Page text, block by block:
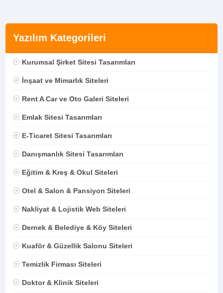
Yazılım Kategorileri
Kurumsal Şirket Sitesi Tasarımları
İnşaat ve Mimarlık Siteleri
Rent A Car ve Oto Galeri Siteleri
Emlak Sitesi Tasarımları
E-Ticaret Sitesi Tasarımları
Danışmanlık Sitesi Tasarımları
Eğitim & Kreş & Okul Siteleri
Otel & Salon & Pansiyon Siteleri
Nakliyat & Lojistik Web Siteleri
Dernek & Belediye & Köy Siteleri
Kuaför & Güzellik Salonu Siteleri
Temizlik Firması Siteleri
Doktor & Klinik Siteleri